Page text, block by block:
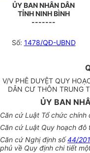
ỦY BAN NHÂN DÂN
TỈNH NINH BÌNH
-------
Số: 1478/QĐ-UBND
V/V PHÊ DUYỆT QUY
DÂN CƯ THÔN TRUNG
ỦY BAN
Căn cứ Luật Tổ chức
Căn cứ Luật Quy hoạch
Căn cứ Nghị định số44/
phủ về Quy định chi tiết